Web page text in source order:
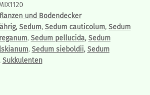
und Bodendecker
, Sedum, Sedum cauticolum, Sedum
, Sedum pellucida, Sedum
, Sedum sieboldii, Sedum
Sukkulenten